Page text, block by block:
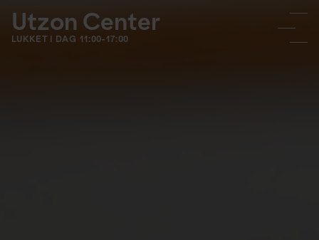
Utzon Center
LUKKET I DAG 11:00-17:00